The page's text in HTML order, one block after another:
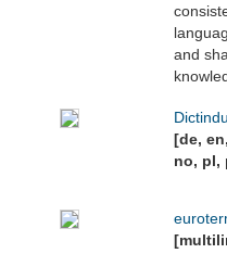
and
[de,
no, pl,